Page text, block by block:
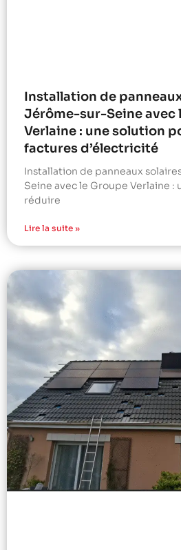
Installation de
Jérôme-sur-Seine avec
Verlaine : une solution
factures d’électricité
Installation de panneaux
Seine avec le Groupe Verlaine :
réduire
Lire la suite »